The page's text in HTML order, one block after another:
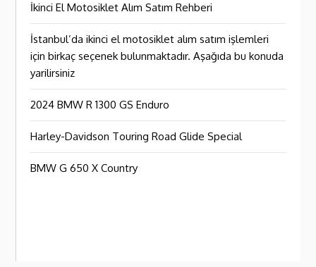
İkinci El Motosiklet Alım Satım Rehberi
İstanbul’da ikinci el motosiklet alım satım işlemleri
için birkaç seçenek bulunmaktadır. Aşağıda bu konuda
yarilirsiniz
2024 BMW R 1300 GS Enduro
Harley-Davidson Touring Road Glide Special
BMW G 650 X Country